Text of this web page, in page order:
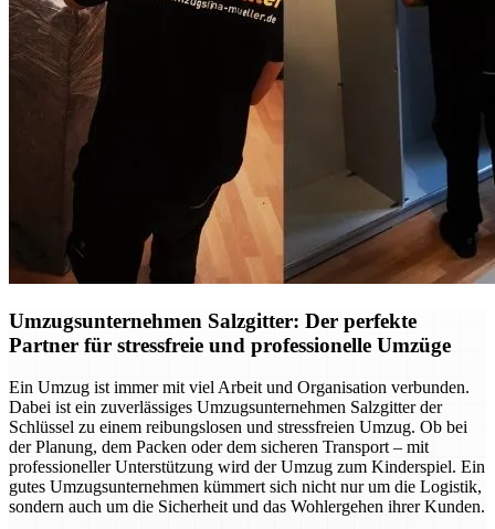
Umzugsunternehmen Salzgitter: Der perfekte
Partner für stressfreie und professionelle Umzüge
Ein Umzug ist immer mit viel Arbeit und Organisation verbunden.
Dabei ist ein zuverlässiges Umzugsunternehmen Salzgitter der
Schlüssel zu einem reibungslosen und stressfreien Umzug. Ob bei
der Planung, dem Packen oder dem sicheren Transport – mit
professioneller Unterstützung wird der Umzug zum Kinderspiel. Ein
gutes Umzugsunternehmen kümmert sich nicht nur um die Logistik,
sondern auch um die Sicherheit und das Wohlergehen ihrer Kunden.